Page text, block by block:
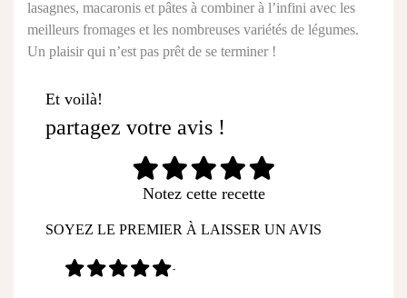
lasagnes, macaronis et pâtes à combiner à l’infini avec les
meilleurs fromages et les nombreuses variétés de légumes.
Un plaisir qui n’est pas prêt de se terminer !
Et voilà!
partagez votre avis !
Notez cette recette
SOYEZ LE PREMIER À LAISSER UN AVIS
-